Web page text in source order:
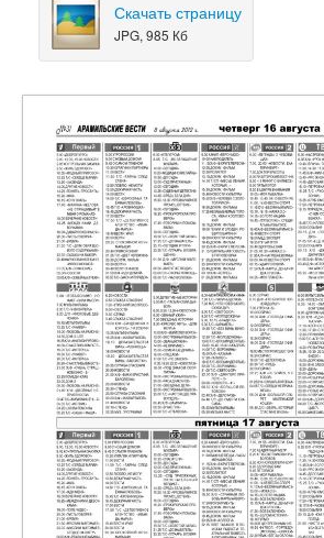
Скачать страницу
JPG, 985 Кб